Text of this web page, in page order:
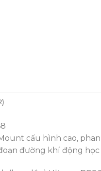
cấu hình cao,
đường khí động